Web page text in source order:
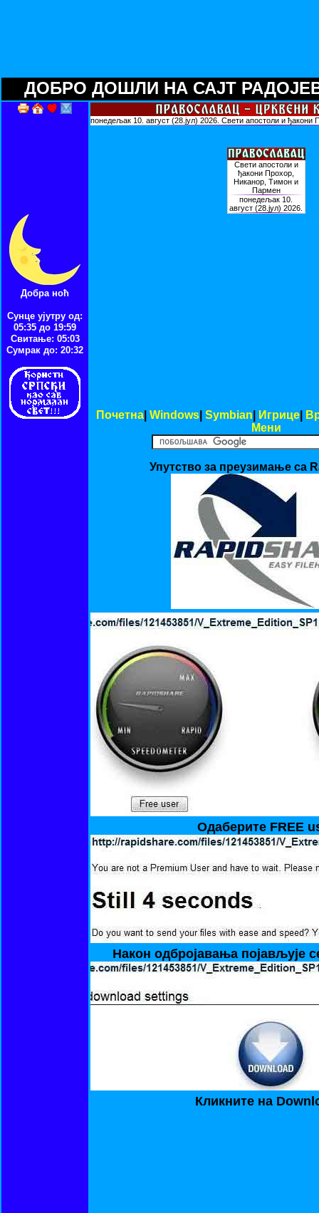
ДОБРО ДОШЛИ НА САЈТ
Добра ноћ
Сунце ујутру од:
05:35 до 19:59
Свитање: 05:03
Сумрак до: 20:32
Почетна Windows Symbian Игрице
Мени
Упутство за преузимање са
Одаберите FREE
Након одбројавања појављује
Кликните на